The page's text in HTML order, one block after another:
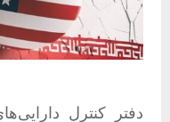
دفتر کنترل